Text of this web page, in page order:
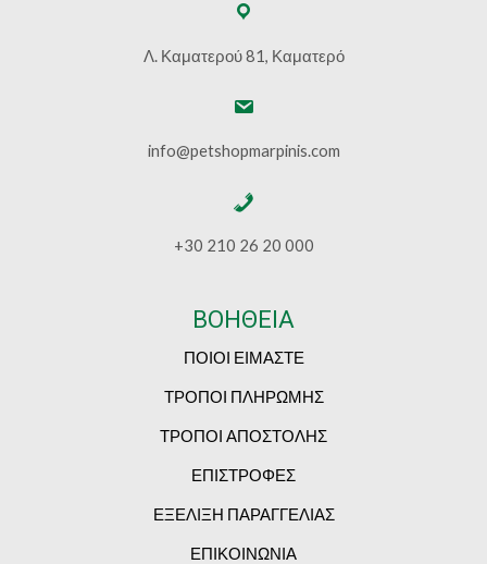
Λ. Καματερού 81, Καματερό
info@petshopmarpinis.com
+30 210 26 20 000
ΒΟΗΘΕΙΑ
ΠΟΙΟΙ ΕΙΜΑΣΤΕ
ΤΡΟΠΟΙ ΠΛΗΡΩΜΗΣ
ΤΡΟΠΟΙ ΑΠΟΣΤΟΛΗΣ
ΕΠΙΣΤΡΟΦΕΣ
ΕΞΕΛΙΞΗ ΠΑΡΑΓΓΕΛΙΑΣ
ΕΠΙΚΟΙΝΩΝΙΑ